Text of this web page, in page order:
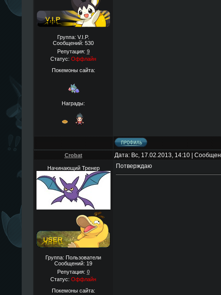
Группа: V.I.P.
Сообщений: 530
Репутация: 9
Статус: Оффлайн
Покемоны сайта:
Награды:
Crobat Дата: Вс, 17.02.2013, 14:10 |
Начинающий Тренер
Группа: Пользователи
Сообщений: 19
Репутация: 0
Статус: Оффлайн
Покемоны сайта:
Потверждаю